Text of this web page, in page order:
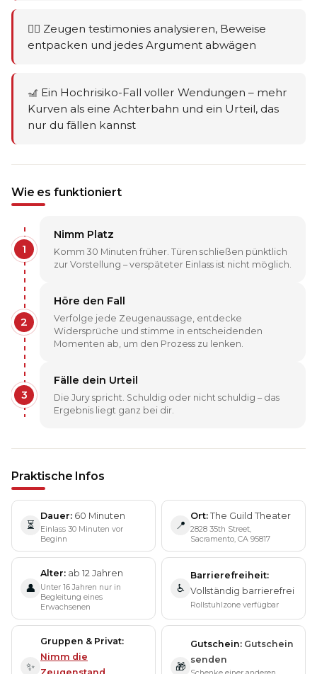
🕵️‍♂️ Zeugen testimonies analysieren, Beweise
entpacken und jedes Argument abwägen
🎢 Ein Hochrisiko-Fall voller Wendungen – mehr
Kurven als eine Achterbahn und ein Urteil, das
nur du fällen kannst
Wie es funktioniert
1
Nimm Platz
Komm 30 Minuten früher. Türen schließen pünktlich
zur Vorstellung – verspäteter Einlass ist nicht möglich.
2
Höre den Fall
Verfolge jede Zeugenaussage, entdecke
Widersprüche und stimme in entscheidenden
Momenten ab, um den Prozess zu lenken.
3
Fälle dein Urteil
Die Jury spricht. Schuldig oder nicht schuldig – das
Ergebnis liegt ganz bei dir.
Praktische Infos
⏳
Dauer 60 Minuten
Einlass 30 Minuten vor
Beginn
📍
Ort The Guild Theater
2828 35th Street,
Sacramento, CA 95817
👤
Alter ab 12 Jahren
Unter 16 Jahren nur in
Begleitung eines
Erwachsenen
♿
Barrierefreiheit
Vollständig barrierefrei
Rollstuhlzone verfügbar
✨
Gruppen & Privat
Nimm die
🎁
Gutschein Gutschein
senden